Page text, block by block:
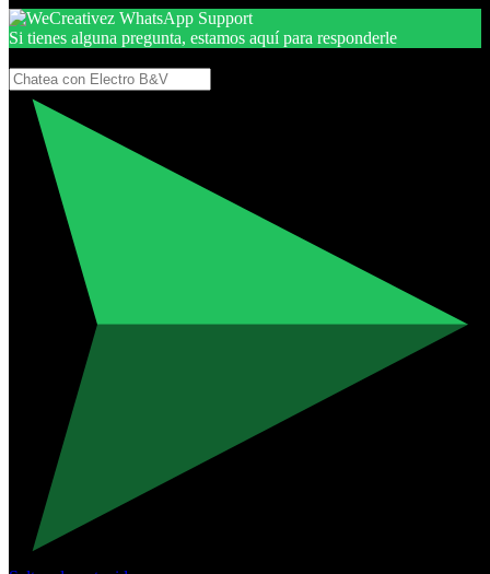
Si tienes alguna pregunta, estamos aquí para responderle